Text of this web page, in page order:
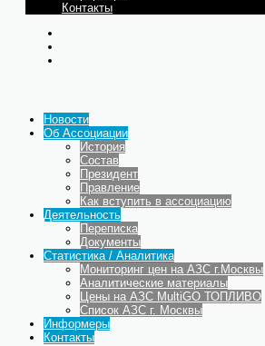
Контакты
Новости
Об Ассоциации
История
Состав
Президент
Правление
Как вступить в ассоциацию
Деятельность
Переписка
Документы
Статистика / Аналитика
Мониторинг цен на АЗС г.Москвы
Аналитические материалы
Цены на АЗС MultiGO ТОПЛИВО
Список АЗС г. Москвы
Информеры
Контакты